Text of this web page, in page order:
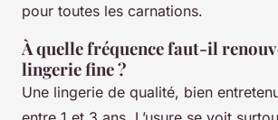
pour toutes les carnations.
À quelle fréquence faut-il
lingerie fine ?
Une lingerie de qualité, bien